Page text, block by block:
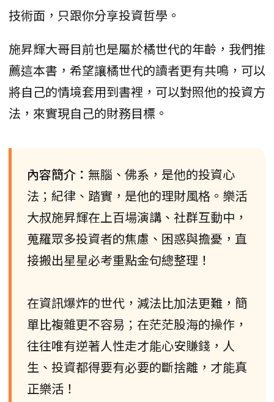
技術面，只跟你分享投資哲學。
施昇輝大哥目前也是屬於橘世代的年齡，我們推
薦這本書，希望讓橘世代的讀者更有共鳴，可以
將自己的情境套用到書裡，可以對照他的投資方
法，來實現自己的財務目標。
內容簡介： 無腦、佛系，是他的投資心
法；紀律、踏實，是他的理財風格。樂活
大叔施昇輝在上百場演講、社群互動中，
蒐羅眾多投資者的焦慮、困惑與擔憂，直
接搬出星星必考重點金句總整理！
在資訊爆炸的世代，減法比加法更難，簡
單比複雜更不容易；在茫茫股海的操作，
往往唯有逆著人性走才能心安賺錢，人
生、投資都得要有必要的斷捨離，才能真
正樂活！